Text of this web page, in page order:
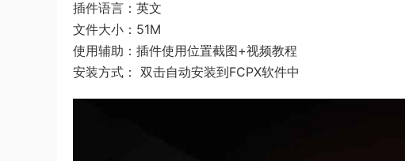
插件语言：英文
文件大小：51M
使用辅助：插件使用位置截图+视频教程
安装方式： 双击自动安装到FCPX软件中